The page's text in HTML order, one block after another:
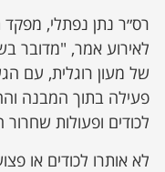
רס״ר נתן נפתלי,
לאירוע אמר, "מדובר
של מעון רוגלית, עם
פעילה בתוך המבנה
לכודים ופעולות שחרור
לא אותרו לכודים או